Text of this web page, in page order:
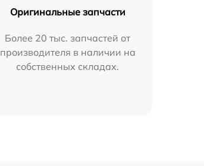
Оригинальные запчасти
Более 20 тыс. запчастей от
производителя в наличии на
собственных складах.